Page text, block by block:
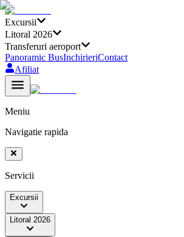
Excursii
Litoral 2026
Transferuri aeroport
Panoramic BusInchirieriContact
Afiliat
Meniu
Navigatie rapida
Servicii
Excursii
Litoral 2026